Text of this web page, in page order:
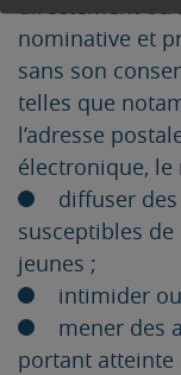
nominative et
sans son
telles que
l’adresse
électronique,
diffuser
susceptibles
jeunes ;
intimider
mener des
portant atteinte